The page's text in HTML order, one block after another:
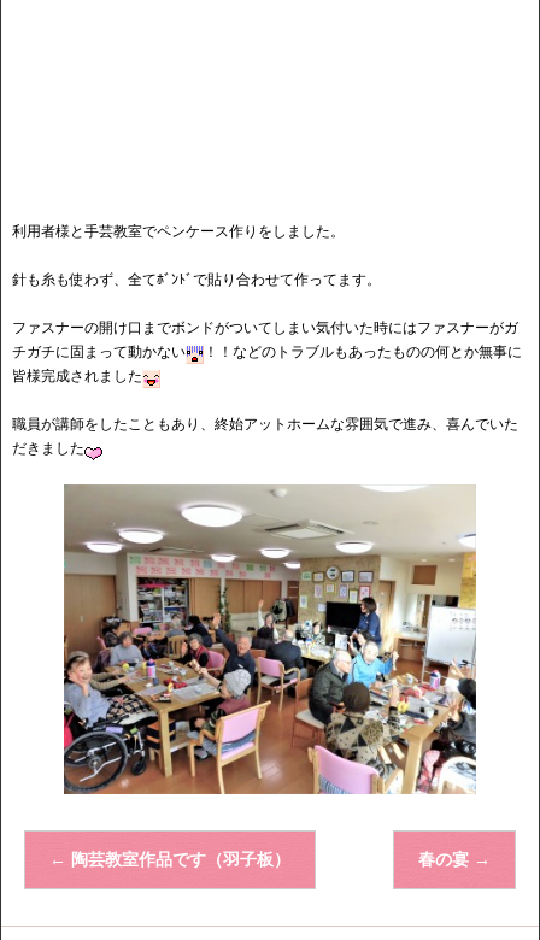
利用者様と手芸教室でペンケース作りをしました。
針も糸も使わず、全てﾎﾞﾝﾄﾞで貼り合わせて作ってます。
ファスナーの開け口までボンドがついてしまい気付いた時にはファスナーがガ
チガチに固まって動かない
！！などのトラブルもあったものの何とか無事に
皆様完成されました
職員が講師をしたこともあり、終始アットホームな雰囲気で進み、喜んでいた
だきました
← 陶芸教室作品です（羽子板） 春の宴 →